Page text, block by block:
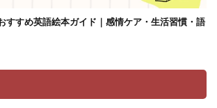
すすめ英語絵本ガイド｜感情ケア・生活習慣・語